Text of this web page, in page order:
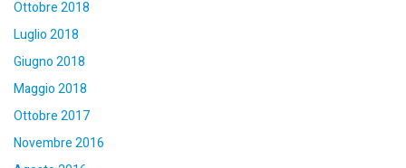
Ottobre 2018
Luglio 2018
Giugno 2018
Maggio 2018
Ottobre 2017
Novembre 2016